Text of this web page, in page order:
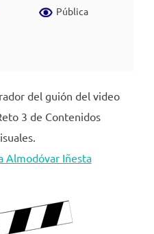
Pública
del guión del video
3 de Contenidos
Almodóvar Iñesta